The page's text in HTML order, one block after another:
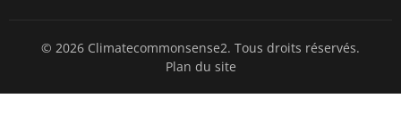
© 2026 Climatecommonsense2. Tous droits réservés.
Plan du site